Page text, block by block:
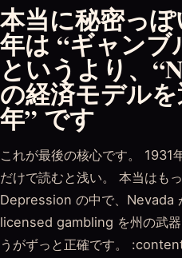
本当に秘密っ
年は “ギャンブ
というより、
の経済モデル
年” です
これが最後の核心です。
だけで読むと浅い。 本当はも
Depression の中で、Nevada
licensed gambling を州の武
うがずっと正確です。